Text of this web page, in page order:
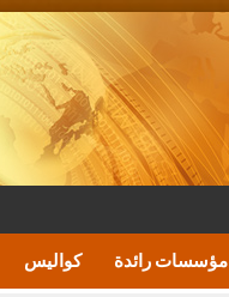
كواليس مؤسسات رائدة